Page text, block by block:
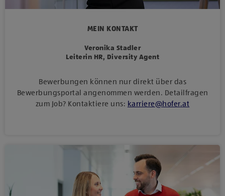
MEIN KONTAKT
Veronika Stadler
Leiterin HR, Diversity Agent
Bewerbungen können nur direkt über das
Bewerbungsportal angenommen werden. Detailfragen
zum Job? Kontaktiere uns: karriere@hofer.at